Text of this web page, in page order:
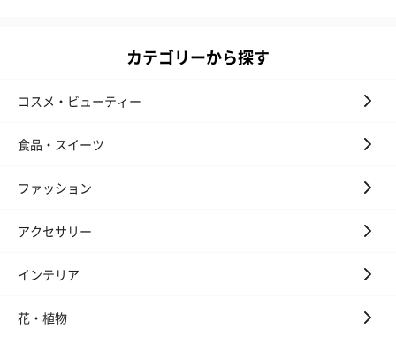
ト【ありがとう】
ドクリーム（
リラックスグッズを同梱してお届けします。
カテゴリーから探す
コスメ・ビューティー
食品・スイーツ
ファッション
アクセサリー
インテリア
花・植物